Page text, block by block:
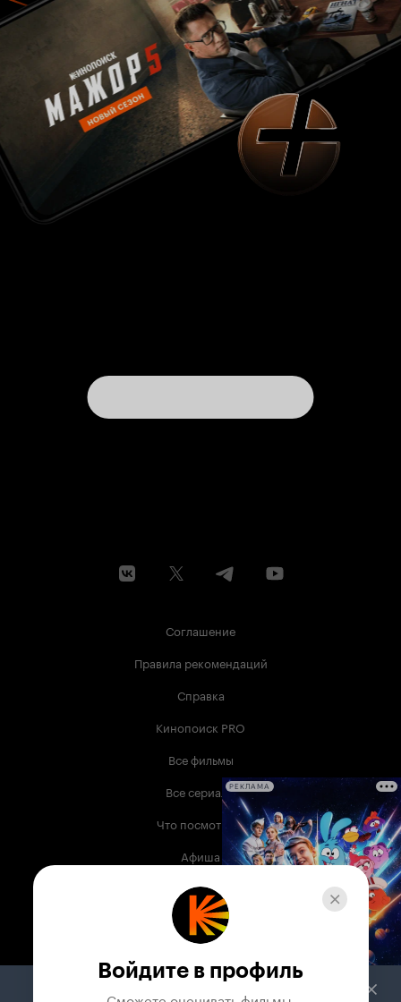
Соглашение
Правила рекомендаций
Справка
Кинопоиск PRO
Все фильмы
Все сериалы
Что посмотреть
Афиша
Музыка
Телепрограмма
Служба поддержки
РЕКЛАМА
Войдите в профиль